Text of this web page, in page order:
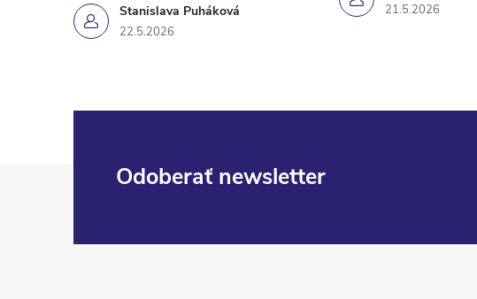
Stanislava Puháková
22.5.2026
21.5.2026
Odoberať newsletter